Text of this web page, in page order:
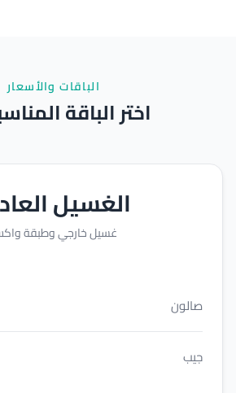
الباقات والأسعار
اختر الباقة
الغسيل
غسيل خارجي وطبقة
صالون
جيب